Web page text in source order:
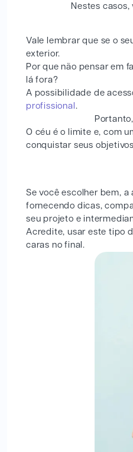
Nestes
Vale lembrar que se o
exterior.
Por que não pensar em
lá fora?
A possibilidade de
profissional .
O céu é o limite e, com
conquistar seus
Se você escolher bem,
fornecendo dicas,
seu projeto e
Acredite, usar este tipo
caras no final.